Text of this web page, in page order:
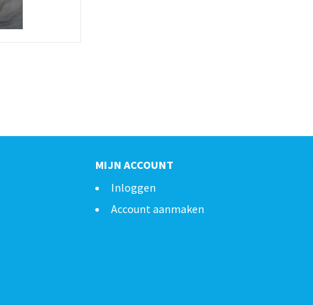
MIJN ACCOUNT
Inloggen
Account aanmaken